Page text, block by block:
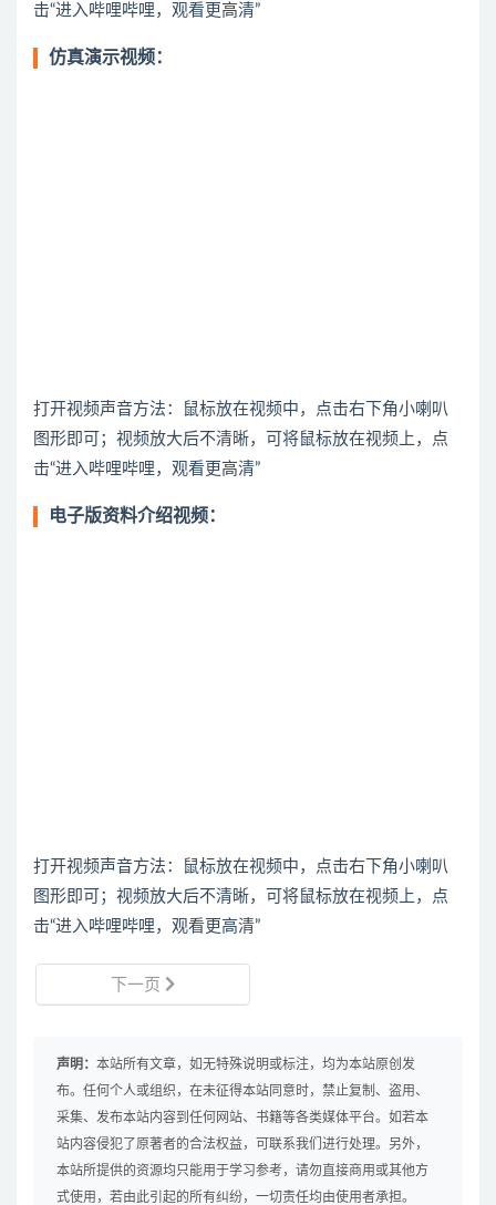
击“进入哔哩哔哩，观看更高清”
仿真演示视频：
打开视频声音方法：鼠标放在视频中，点击右下角小喇叭
图形即可；视频放大后不清晰，可将鼠标放在视频上，点
击“进入哔哩哔哩，观看更高清”
电子版资料介绍视频：
打开视频声音方法：鼠标放在视频中，点击右下角小喇叭
图形即可；视频放大后不清晰，可将鼠标放在视频上，点
击“进入哔哩哔哩，观看更高清”
下一页
声明： 本站所有文章，如无特殊说明或标注，均为本站原创发
布。任何个人或组织，在未征得本站同意时，禁止复制、盗用、
采集、发布本站内容到任何网站、书籍等各类媒体平台。如若本
站内容侵犯了原著者的合法权益，可联系我们进行处理。另外，
本站所提供的资源均只能用于学习参考，请勿直接商用或其他方
式使用，若由此引起的所有纠纷，一切责任均由使用者承担。